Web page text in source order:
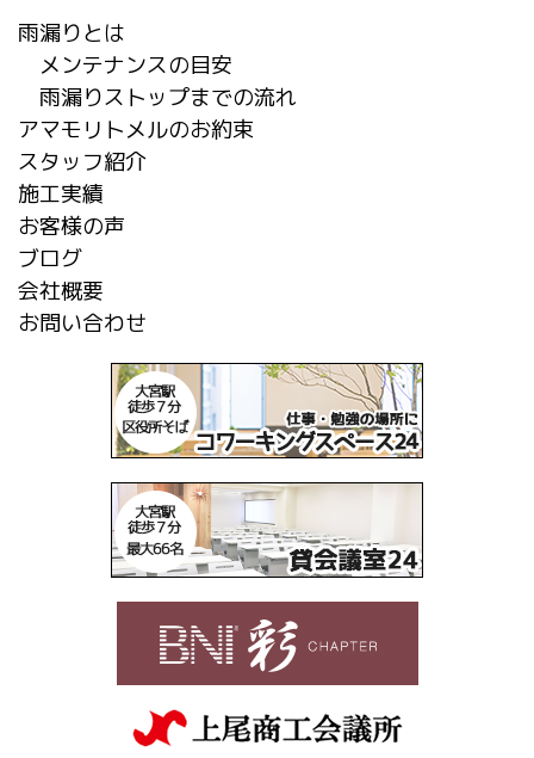
雨漏りとは
メンテナンスの目安
雨漏りストップまでの流れ
アマモリトメルのお約束
スタッフ紹介
施工実績
お客様の声
ブログ
会社概要
お問い合わせ